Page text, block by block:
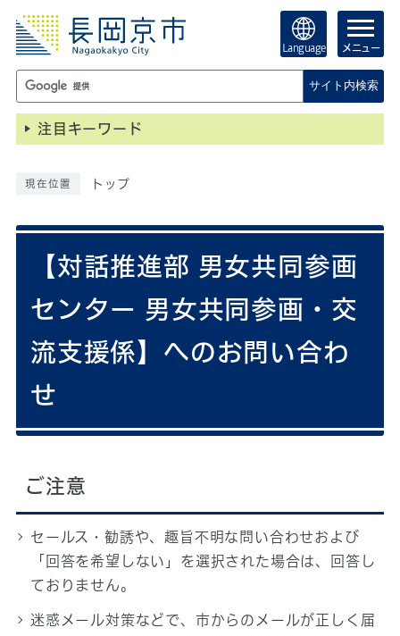
Language メニュー
サイト内検索
注目キーワード
現在位置 トップ
【対話推進部 男女共同参画
センター 男女共同参画・交
流支援係】へのお問い合わ
せ
ご注意
セールス・勧誘や、趣旨不明な問い合わせおよび
「回答を希望しない」を選択された場合は、回答し
ておりません。
迷惑メール対策などで、市からのメールが正しく届